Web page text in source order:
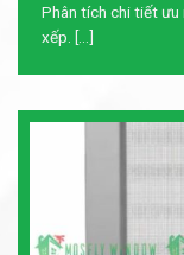
Phân tích chi tiết
xếp. [...]